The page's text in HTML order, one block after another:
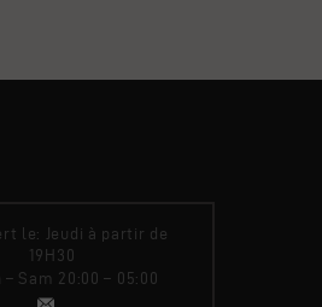
le: Jeudi à partir de
19H30
– Sam 20:00 – 05:00